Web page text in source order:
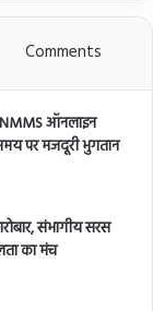
Comments
NMMS ऑनलाइन
पर मजदूरी भुगतान
संभागीय सरस
का मंच